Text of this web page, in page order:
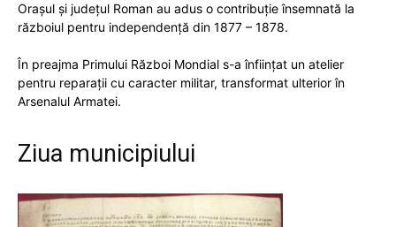
Oraşul şi judeţul Roman au adus o contribuţie însemnată la
războiul pentru independenţă din 1877 – 1878.
În preajma Primului Război Mondial s-a înfiinţat un atelier
pentru reparaţii cu caracter militar, transformat ulterior în
Arsenalul Armatei.
Ziua municipiului